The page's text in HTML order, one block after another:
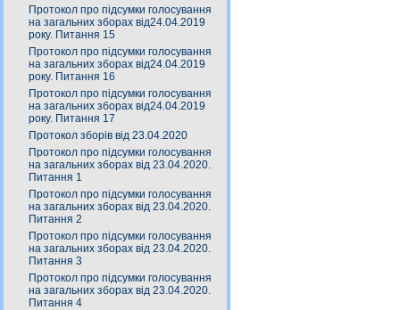
Протокол про підсумки голосування
на загальних зборах від24.04.2019
року. Питання 15
Протокол про підсумки голосування
на загальних зборах від24.04.2019
року. Питання 16
Протокол про підсумки голосування
на загальних зборах від24.04.2019
року. Питання 17
Протокол зборів від 23.04.2020
Протокол про підсумки голосування
на загальних зборах від 23.04.2020.
Питання 1
Протокол про підсумки голосування
на загальних зборах від 23.04.2020.
Питання 2
Протокол про підсумки голосування
на загальних зборах від 23.04.2020.
Питання 3
Протокол про підсумки голосування
на загальних зборах від 23.04.2020.
Питання 4